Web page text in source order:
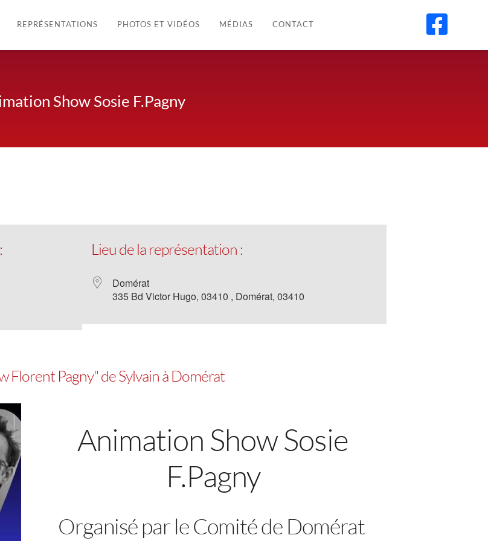
REPRÉSENTATIONS PHOTOS ET VIDÉOS MÉDIAS CONTACT 
Show Sosie F.Pagny
Lieu de la représentation :
Domérat
335 Bd Victor Hugo, 03410 , Domérat, 03410
Florent Pagny" de Sylvain à Domérat
Animation Show Sosie
F.Pagny
Organisé par le Comité de Domérat